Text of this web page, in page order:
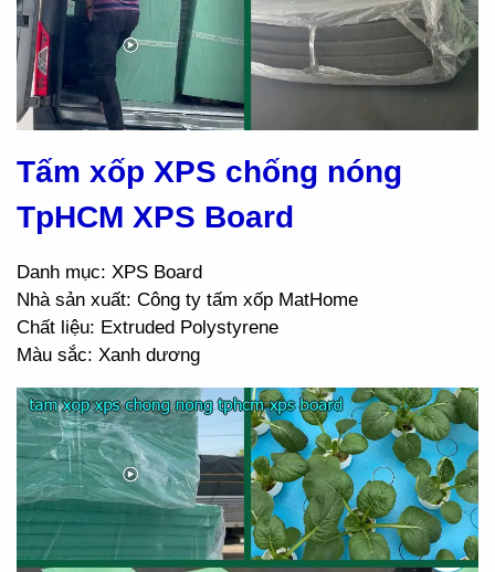
Tấm xốp XPS chống nóng
TpHCM XPS Board
Danh mục: XPS Board
Nhà sản xuất: Công ty tấm xốp MatHome
Chất liệu: Extruded Polystyrene
Màu sắc: Xanh dương